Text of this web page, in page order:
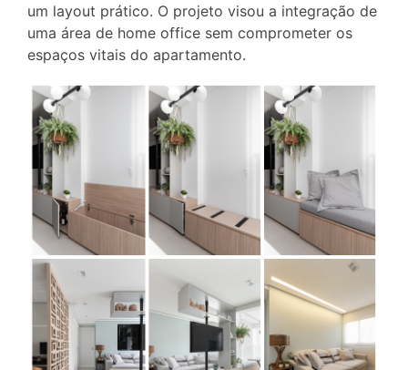
um layout prático. O projeto visou a integração de
uma área de home office sem comprometer os
espaços vitais do apartamento.